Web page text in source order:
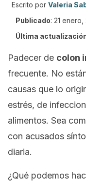
Escrito por Valeria
Publicado: 21 enero,
Última
Padecer de colon
frecuente. No
causas que lo
estrés, de
alimentos. Sea
con acusados
diaria.
¿Qué podemos